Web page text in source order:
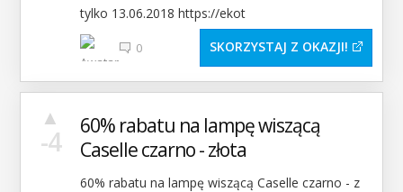
tylko 13.06.2018 https://ekot
0 SKORZYSTAJ Z OKAZJI
-4
▲
60% rabatu na lampę wiszącą
Caselle czarno - złota
60% rabatu na lampę wiszącą Caselle czarno - z